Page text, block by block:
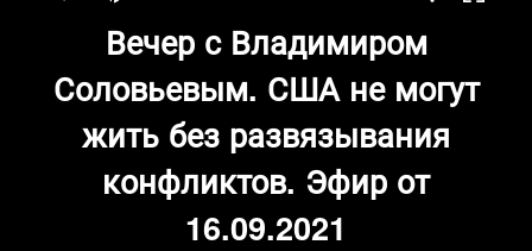
Вечер с Владимиром
Соловьевым. США не могут
жить без развязывания
конфликтов. Эфир от
16.09.2021